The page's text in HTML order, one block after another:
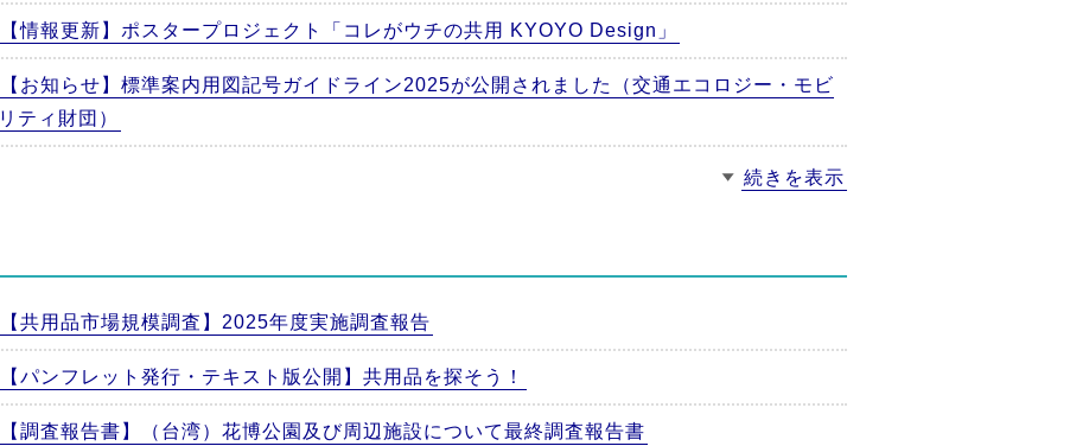
【情報更新】ポスタープロジェクト「コレがウチの共用 KYOYO Design」
【お知らせ】標準案内用図記号ガイドライン2025が公開されました（交通エコロジー・モビ
リティ財団）
続きを表示
【共用品市場規模調査】2025年度実施調査報告
【パンフレット発行・テキスト版公開】共用品を探そう！
【調査報告書】（台湾）花博公園及び周辺施設について最終調査報告書